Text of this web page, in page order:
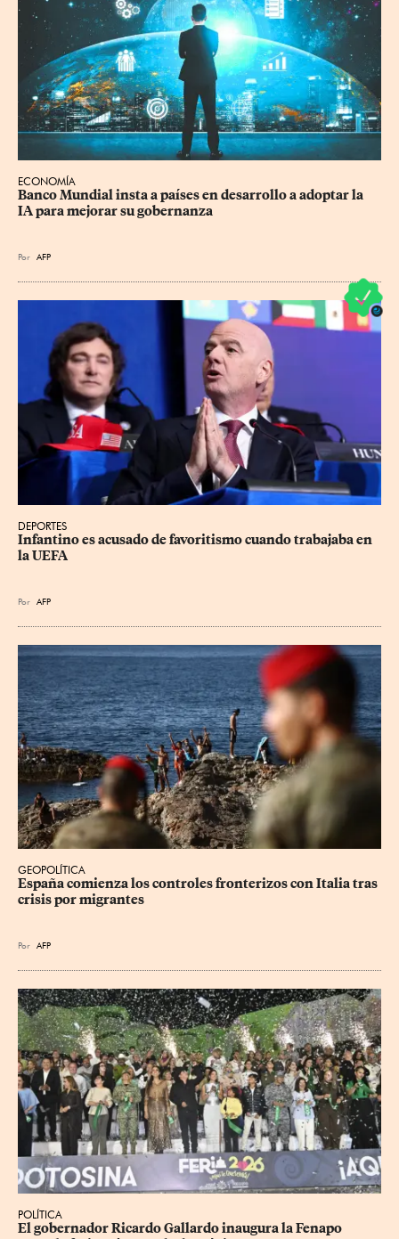
ECONOMÍA
Banco Mundial insta a países en desarrollo a adoptar la
IA para mejorar su gobernanza
Por AFP
DEPORTES
Infantino es acusado de favoritismo cuando trabajaba en
la UEFA
Por AFP
GEOPOLÍTICA
España comienza los controles fronterizos con Italia tras
crisis por migrantes
Por AFP
POLÍTICA
​El gobernador Ricardo Gallardo inaugura la Fenapo